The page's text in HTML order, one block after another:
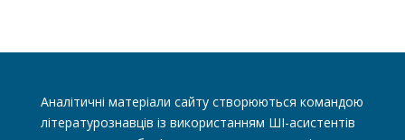
Аналітичні матеріали сайту створюються командою
літературознавців із використанням ШІ-асистентів